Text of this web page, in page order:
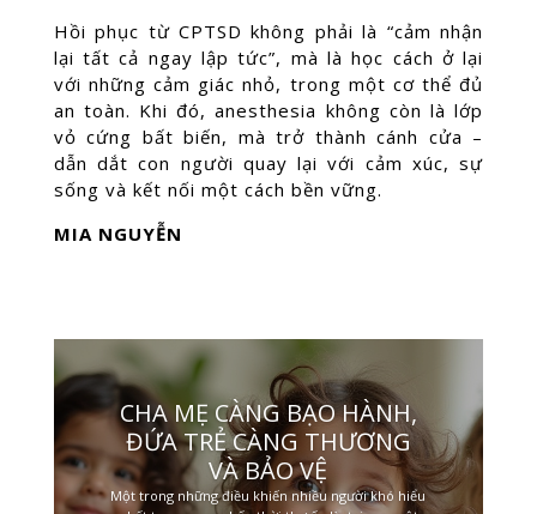
Hồi phục từ CPTSD không phải là “cảm nhận
lại tất cả ngay lập tức”, mà là học cách ở lại
với những cảm giác nhỏ, trong một cơ thể đủ
an toàn. Khi đó, anesthesia không còn là lớp
vỏ cứng bất biến, mà trở thành cánh cửa –
dẫn dắt con người quay lại với cảm xúc, sự
sống và kết nối một cách bền vững.
MIA NGUYỄN
CHA MẸ CÀNG BẠO HÀNH,
ĐỨA TRẺ CÀNG THƯƠNG
VÀ BẢO VỆ
Một trong những điều khiến nhiều người khó hiểu